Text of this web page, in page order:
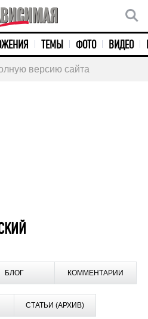
ТЕМЫ ФОТО ВИДЕО
версию сайта
БЛОГ КОММЕНТАРИИ
СТАТЬИ (АРХИВ)